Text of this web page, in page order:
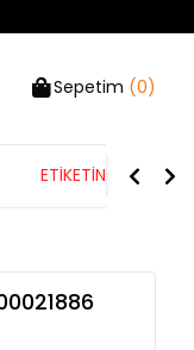
Sepetim (0)
ETİKETİN YARISI